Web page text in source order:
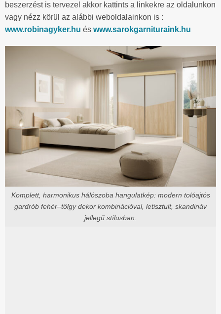
beszerzést is tervezel akkor kattints a linkekre az oldalunkon
vagy nézz körül az alábbi weboldalainkon is :
www.robinagyker.hu és www.sarokgarnituraink.hu
Komplett, harmonikus hálószoba hangulatkép: modern tolóajtós
gardrób fehér–tölgy dekor kombinációval, letisztult, skandináv
jellegű stílusban.